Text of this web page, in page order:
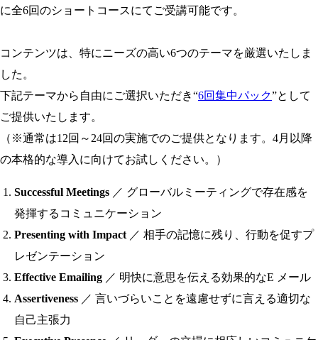
に全6回のショートコースにてご受講可能です。
コンテンツは、特にニーズの高い6つのテーマを厳選いたしま
した。
下記テーマから自由にご選択いただき“6回集中パック”として
ご提供いたします。
（※通常は12回～24回の実施でのご提供となります。4月以降
の本格的な導入に向けてお試しください。）
Successful Meetings ／ グローバルミーティングで存在感を
発揮するコミュニケーション
Presenting with Impact ／ 相手の記憶に残り、行動を促すプ
レゼンテーション
Effective Emailing ／ 明快に意思を伝える効果的なE メール
Assertiveness ／ 言いづらいことを遠慮せずに言える適切な
自己主張力